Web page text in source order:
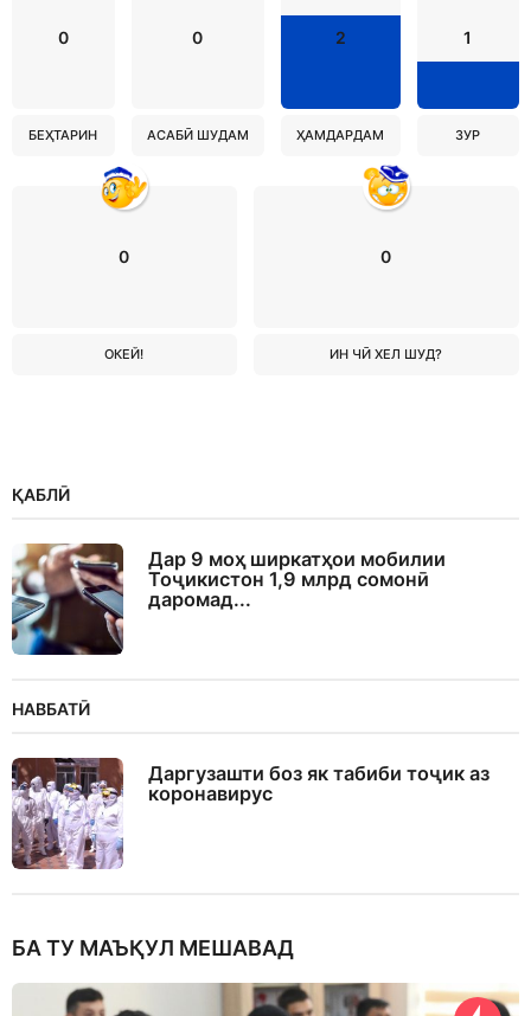
0
БЕҲТАРИН
0
АСАБӢ ШУДАМ
2
ҲАМДАРДАМ
1
ЗУР
0
ОКЕЙ!
0
ИН ЧӢ ХЕЛ ШУД?
ҚАБЛӢ
Дар 9 моҳ ширкатҳои мобилии
Тоҷикистон 1,9 млрд сомонӣ
даромад...
НАВБАТӢ
Даргузашти боз як табиби тоҷик аз
коронавирус
БА ТУ МАЪҚУЛ МЕШАВАД